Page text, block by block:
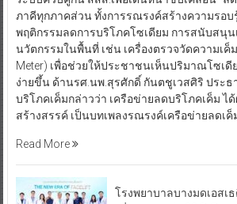
ภาคีทุกภาคส่วน ทั้งการรณรงค์สร้างความรอ
พฤติกรรมลดการบริโภคโซเดียม การสนับสนุน
นวัตกรรมในพื้นที่ เช่น เครื่องตรวจวัดความเค็
Meter) เพื่อช่วยให้ประชาชนเห็นปริมาณโซเดี
ง่ายขึ้น ด้านรศ.นพ.สุรศักดิ์ กันตชูเวสศิริ ประธ
บริโภคเค็มกล่าวว่า เครือข่ายลดบริโภคเค็ม ไ
สร้างสรรค์ เป็นบทเพลงรณรงค์เครือข่ายลดเค็
Read More
โรงพยาบาลบางมดเอสเ